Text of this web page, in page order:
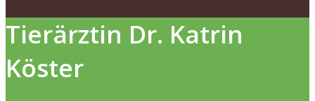
Tierärztin Dr. Katrin
Köster